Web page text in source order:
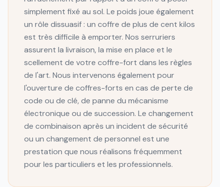
simplement fixé au sol. Le poids joue également
un rôle dissuasif : un coffre de plus de cent kilos
est très difficile à emporter. Nos serruriers
assurent la livraison, la mise en place et le
scellement de votre coffre-fort dans les règles
de l'art. Nous intervenons également pour
l'ouverture de coffres-forts en cas de perte de
code ou de clé, de panne du mécanisme
électronique ou de succession. Le changement
de combinaison après un incident de sécurité
ou un changement de personnel est une
prestation que nous réalisons fréquemment
pour les particuliers et les professionnels.